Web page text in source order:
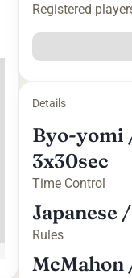
Registered
Details
Byo-yomi
3x30sec
Time Control
Japanese
Rules
McMahon